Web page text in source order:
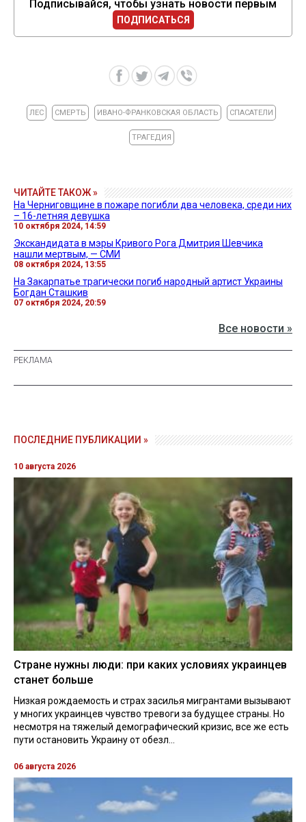
Подписывайся, чтобы узнать новости первым
ПОДПИСАТЬСЯ
ЛЕС СМЕРТЬ ИВАНО-ФРАНКОВСКАЯ ОБЛАСТЬ СПАСАТЕЛИ
ТРАГЕДИЯ
ЧИТАЙТЕ ТАКОЖ »
На Черниговщине в пожаре погибли два человека, среди них
– 16-летняя девушка
10 октября 2024, 14:59
Экскандидата в мэры Кривого Рога Дмитрия Шевчика
нашли мертвым, — СМИ
08 октября 2024, 13:55
На Закарпатье трагически погиб народный артист Украины
Богдан Сташкив
07 октября 2024, 20:59
Все новости »
ПОСЛЕДНИЕ ПУБЛИКАЦИИ »
10 августа 2026
Стране нужны люди: при каких условиях украинцев
станет больше
Низкая рождаемость и страх засилья мигрантами вызывают
у многих украинцев чувство тревоги за будущее страны. Но
несмотря на тяжелый демографический кризис, все же есть
пути остановить Украину от обезл...
06 августа 2026